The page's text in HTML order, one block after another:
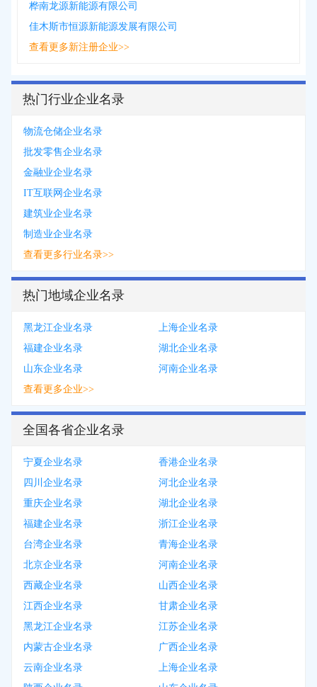
桦南龙源新能源有限公司
佳木斯市恒源新能源发展有限公司
查看更多新注册企业>>
热门行业企业名录
物流仓储企业名录
批发零售企业名录
金融业企业名录
IT互联网企业名录
建筑业企业名录
制造业企业名录
查看更多行业名录>>
热门地域企业名录
黑龙江企业名录
上海企业名录
福建企业名录
湖北企业名录
山东企业名录
河南企业名录
查看更多企业>>
全国各省企业名录
宁夏企业名录
香港企业名录
四川企业名录
河北企业名录
重庆企业名录
湖北企业名录
福建企业名录
浙江企业名录
台湾企业名录
青海企业名录
北京企业名录
河南企业名录
西藏企业名录
山西企业名录
江西企业名录
甘肃企业名录
黑龙江企业名录
江苏企业名录
内蒙古企业名录
广西企业名录
云南企业名录
上海企业名录